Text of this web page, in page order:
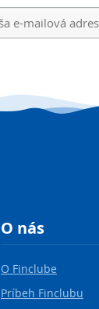
O nás
O Finclube
Príbeh Finclubu